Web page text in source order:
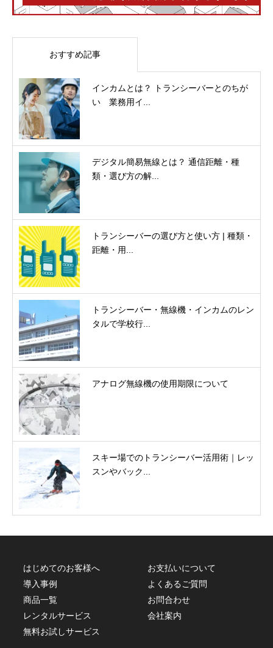
おすすめ記事
インカムとは？ トランシーバーとのちが
い 業務用イ...
デジタル簡易無線とは？ 通信距離・種
類・選び方の解...
トランシーバーの選び方と使い方 | 種類・
距離・用...
トランシーバー・無線機・インカムのレン
タルで学校行...
アナログ無線機の使用期限について
スキー場でのトランシーバー活用術｜レッ
スンやバック...
はじめてのお客様へ
導入事例
商品一覧
レンタルサービス
無料お試しサービス
お支払いについて
よくあるご質問
お問合わせ
会社案内